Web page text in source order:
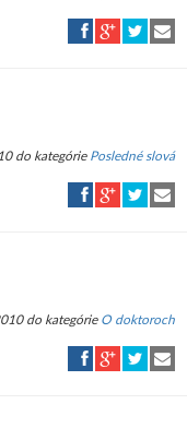
do kategórie Posledné slová
do kategórie O doktoroch